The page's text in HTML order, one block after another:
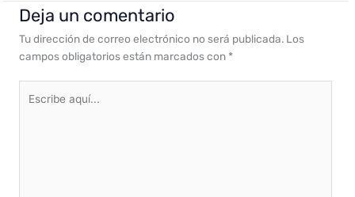
Deja un comentario
Tu dirección de correo electrónico no será publicada. Los
campos obligatorios están marcados con *
aquí...